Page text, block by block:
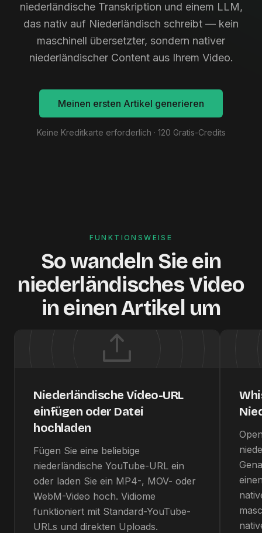
niederländische Transkription und einem LLM,
das nativ auf Niederländisch schreibt — kein
maschinell übersetzter, sondern nativer
niederländischer Content aus Ihrem Video.
Meinen ersten Artikel generieren
Keine Kreditkarte erforderlich · 120 Gratis-Credits
FUNKTIONSWEISE
So wandeln Sie ein
niederländisches Video
in einen Artikel um
Niederländische Video-URL
einfügen oder Datei
hochladen
Fügen Sie eine beliebige
niederländische YouTube-URL ein
oder laden Sie ein MP4-, MOV- oder
WebM-Video hoch. Vidiome
funktioniert mit Standard-YouTube-
URLs und direkten Uploads.